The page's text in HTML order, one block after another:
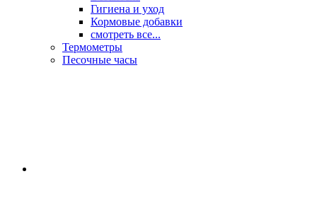
Гигиена и уход
Кормовые добавки
смотреть все...
Термометры
Песочные часы